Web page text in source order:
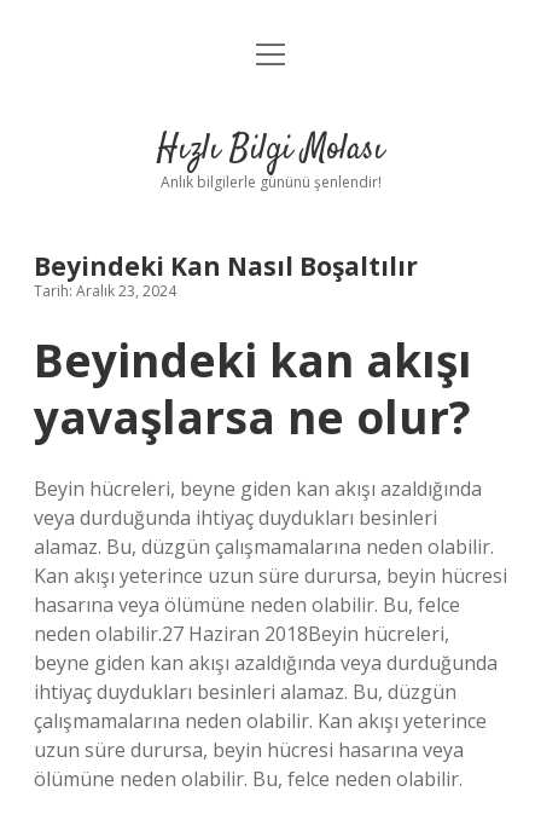
Anasayfa
Yasal Uyarı
menüyü
Hızlı Bilgi Molası
Anlık bilgilerle gününü şenlendir!
Beyindeki Kan Nasıl Boşaltılır
Tarih: Aralık 23, 2024
Beyindeki kan akışı
yavaşlarsa ne olur?
Beyin hücreleri, beyne giden kan akışı azaldığında
veya durduğunda ihtiyaç duydukları besinleri
alamaz. Bu, düzgün çalışmamalarına neden olabilir.
Kan akışı yeterince uzun süre durursa, beyin hücresi
hasarına veya ölümüne neden olabilir. Bu, felce
neden olabilir.27 Haziran 2018Beyin hücreleri,
beyne giden kan akışı azaldığında veya durduğunda
ihtiyaç duydukları besinleri alamaz. Bu, düzgün
çalışmamalarına neden olabilir. Kan akışı yeterince
uzun süre durursa, beyin hücresi hasarına veya
ölümüne neden olabilir. Bu, felce neden olabilir.